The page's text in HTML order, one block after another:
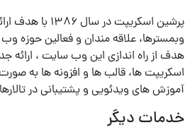
پرشین اسکریپت در
وبمسترها، علاقه مندان و فعالین حوزه وب
هدف از راه اندازی این وب سایت ، ارائه
اسکریپت ها، قالب ها و افزونه ها به
آموزش های ویدئویی و پشتیبانی در
خدمات دیگر